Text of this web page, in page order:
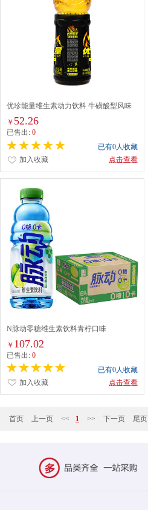
优珍能量维生素动力饮料 牛磺酸型风味
饮品 600ml*15瓶 整箱装
￥ 52.26
已售出: 0
已有0人收藏
点击查看
加入收藏
N脉动零糖维生素饮料青柠口味
￥ 107.02
已售出: 0
已有0人收藏
点击查看
加入收藏
首页 上一页 << 1 >> 下一页 尾页